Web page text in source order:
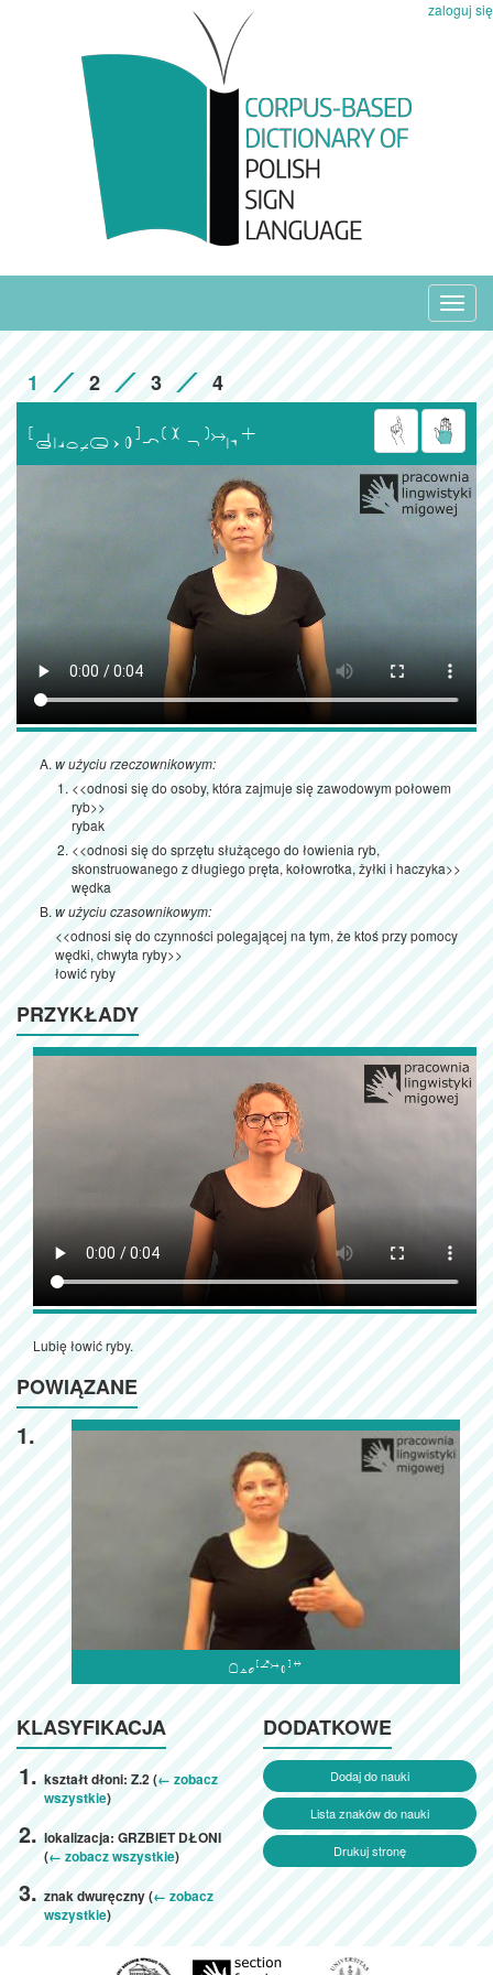
zaloguj się
1 2 3 4

w użyciu rzeczownikowym:
<<odnosi się do osoby, która zajmuje się zawodowym połowem
ryb>>
rybak
<<odnosi się do sprzętu służącego do łowienia ryb,
skonstruowanego z długiego pręta, kołowrotka, żyłki i haczyka>>
wędka
w użyciu czasownikowym:
<<odnosi się do czynności polegającej na tym, że ktoś przy pomocy
wędki, chwyta ryby>>
łowić ryby
PRZYKŁADY
Lubię łowić ryby.
POWIĄZANE
1.

KLASYFIKACJA
kształt dłoni: Z.2 (← zobacz
wszystkie)
lokalizacja: GRZBIET DŁONI
(← zobacz wszystkie)
znak dwuręczny (← zobacz
wszystkie)
DODATKOWE
Dodaj do nauki
Lista znaków do nauki
Drukuj stronę